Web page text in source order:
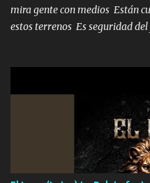
mira gente con medios Están
estos terrenos Es seguridad
ni tampoco las mujeres porque
que estar alegres doy las
Música Si es que salta algún
ahí está el Hombre Cuarenta
cualquier problema no más es
FALTA UN HERMANO DE